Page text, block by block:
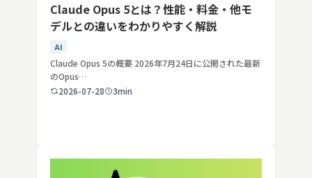
Claude Opus 5とは？性能・料金・他モ
デルとの違いをわかりやすく解説
AI
Claude Opus 5の概要 2026年7月24日に公開された最新
のOpus…
2026-07-28
3min